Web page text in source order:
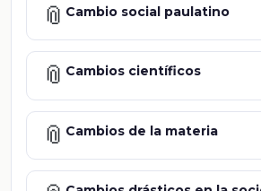
📎 Cambio social paulatino
📎 Cambios científicos
📎 Cambios de la materia